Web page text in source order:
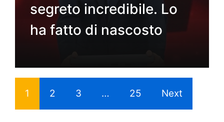
segreto incredibile. Lo
ha fatto di nascosto
1 2 3 … 25 Next